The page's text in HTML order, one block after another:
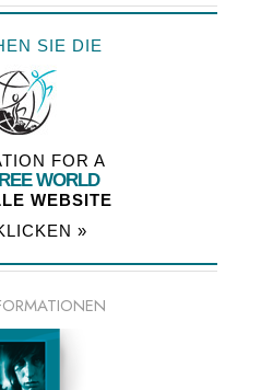
SIE DIE
FOR A
WORLD
WEBSITE
»